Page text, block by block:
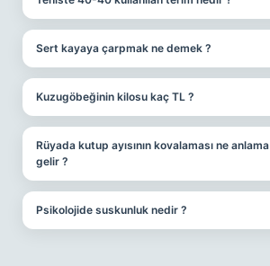
Sert kayaya çarpmak ne demek ?
Kuzugöbeğinin kilosu kaç TL ?
Rüyada kutup ayısının kovalaması ne anlama
gelir ?
Psikolojide suskunluk nedir ?